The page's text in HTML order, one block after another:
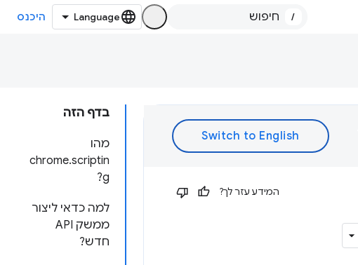
/ היכנס
בדף הזה
מהו
chrome.scriptin
g?
למה כדאי ליצור
ממשק API
חדש?
המידע עזר לך?